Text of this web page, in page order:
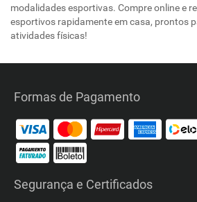
modalidades esportivas. Compre online e
esportivos rapidamente em casa, prontos
atividades físicas!
Formas de Pagamento
Segurança e Certificados